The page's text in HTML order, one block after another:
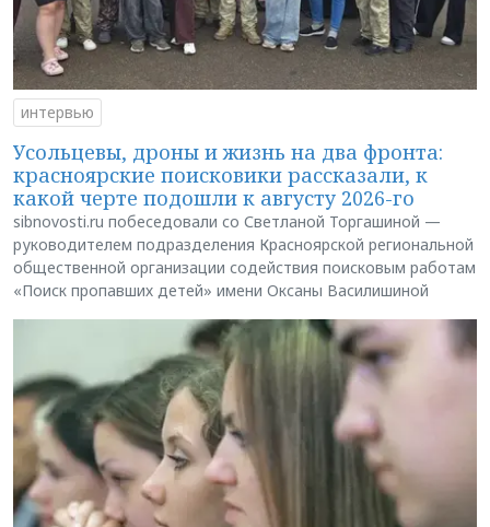
интервью
Усольцевы, дроны и жизнь на два фронта:
красноярские поисковики рассказали, к
какой черте подошли к августу 2026-го
sibnovosti.ru побеседовали со Светланой Торгашиной —
руководителем подразделения Красноярской региональной
общественной организации содействия поисковым работам
«Поиск пропавших детей» имени Оксаны Василишиной